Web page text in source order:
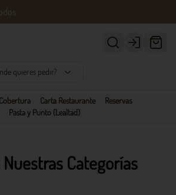
Login
quieres pedir?
Cobertura Carta Restaurante
Reservas
Pasta y Punto (Lealtad)
Categorías